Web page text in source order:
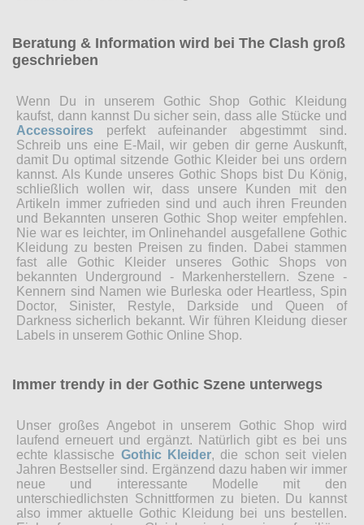
Beratung & Information wird bei The Clash groß
geschrieben
Wenn Du in unserem Gothic Shop Gothic Kleidung
kaufst, dann kannst Du sicher sein, dass alle Stücke und
Accessoires perfekt aufeinander abgestimmt sind.
Schreib uns eine E-Mail, wir geben dir gerne Auskunft,
damit Du optimal sitzende Gothic Kleider bei uns ordern
kannst. Als Kunde unseres Gothic Shops bist Du König,
schließlich wollen wir, dass unsere Kunden mit den
Artikeln immer zufrieden sind und auch ihren Freunden
und Bekannten unseren Gothic Shop weiter empfehlen.
Nie war es leichter, im Onlinehandel ausgefallene Gothic
Kleidung zu besten Preisen zu finden. Dabei stammen
fast alle Gothic Kleider unseres Gothic Shops von
bekannten Underground - Markenherstellern. Szene -
Kennern sind Namen wie Burleska oder Heartless, Spin
Doctor, Sinister, Restyle, Darkside und Queen of
Darkness sicherlich bekannt. Wir führen Kleidung dieser
Labels in unserem Gothic Online Shop.
Immer trendy in der Gothic Szene unterwegs
Unser großes Angebot in unserem Gothic Shop wird
laufend erneuert und ergänzt. Natürlich gibt es bei uns
echte klassische Gothic Kleider, die schon seit vielen
Jahren Bestseller sind. Ergänzend dazu haben wir immer
neue und interessante Modelle mit den
unterschiedlichsten Schnittformen zu bieten. Du kannst
also immer aktuelle Gothic Kleidung bei uns bestellen.